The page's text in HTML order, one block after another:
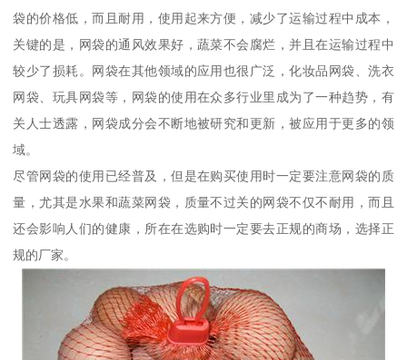
袋的价格低，而且耐用，使用起来方便，减少了运输过程中成本，
关键的是，网袋的通风效果好，蔬菜不会腐烂，并且在运输过程中
较少了损耗。网袋在其他领域的应用也很广泛，化妆品网袋、洗衣
网袋、玩具网袋等，网袋的使用在众多行业里成为了一种趋势，有
关人士透露，网袋成分会不断地被研究和更新，被应用于更多的领
域。
尽管网袋的使用已经普及，但是在购买使用时一定要注意网袋的质
量，尤其是水果和蔬菜网袋，质量不过关的网袋不仅不耐用，而且
还会影响人们的健康，所在在选购时一定要去正规的商场，选择正
规的厂家。